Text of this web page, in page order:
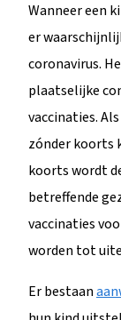
Wanneer een
er
coronavirus.
plaatselijke
vaccinaties.
zónder koorts
koorts wordt
betreffende
vaccinaties
worden tot
Er bestaan